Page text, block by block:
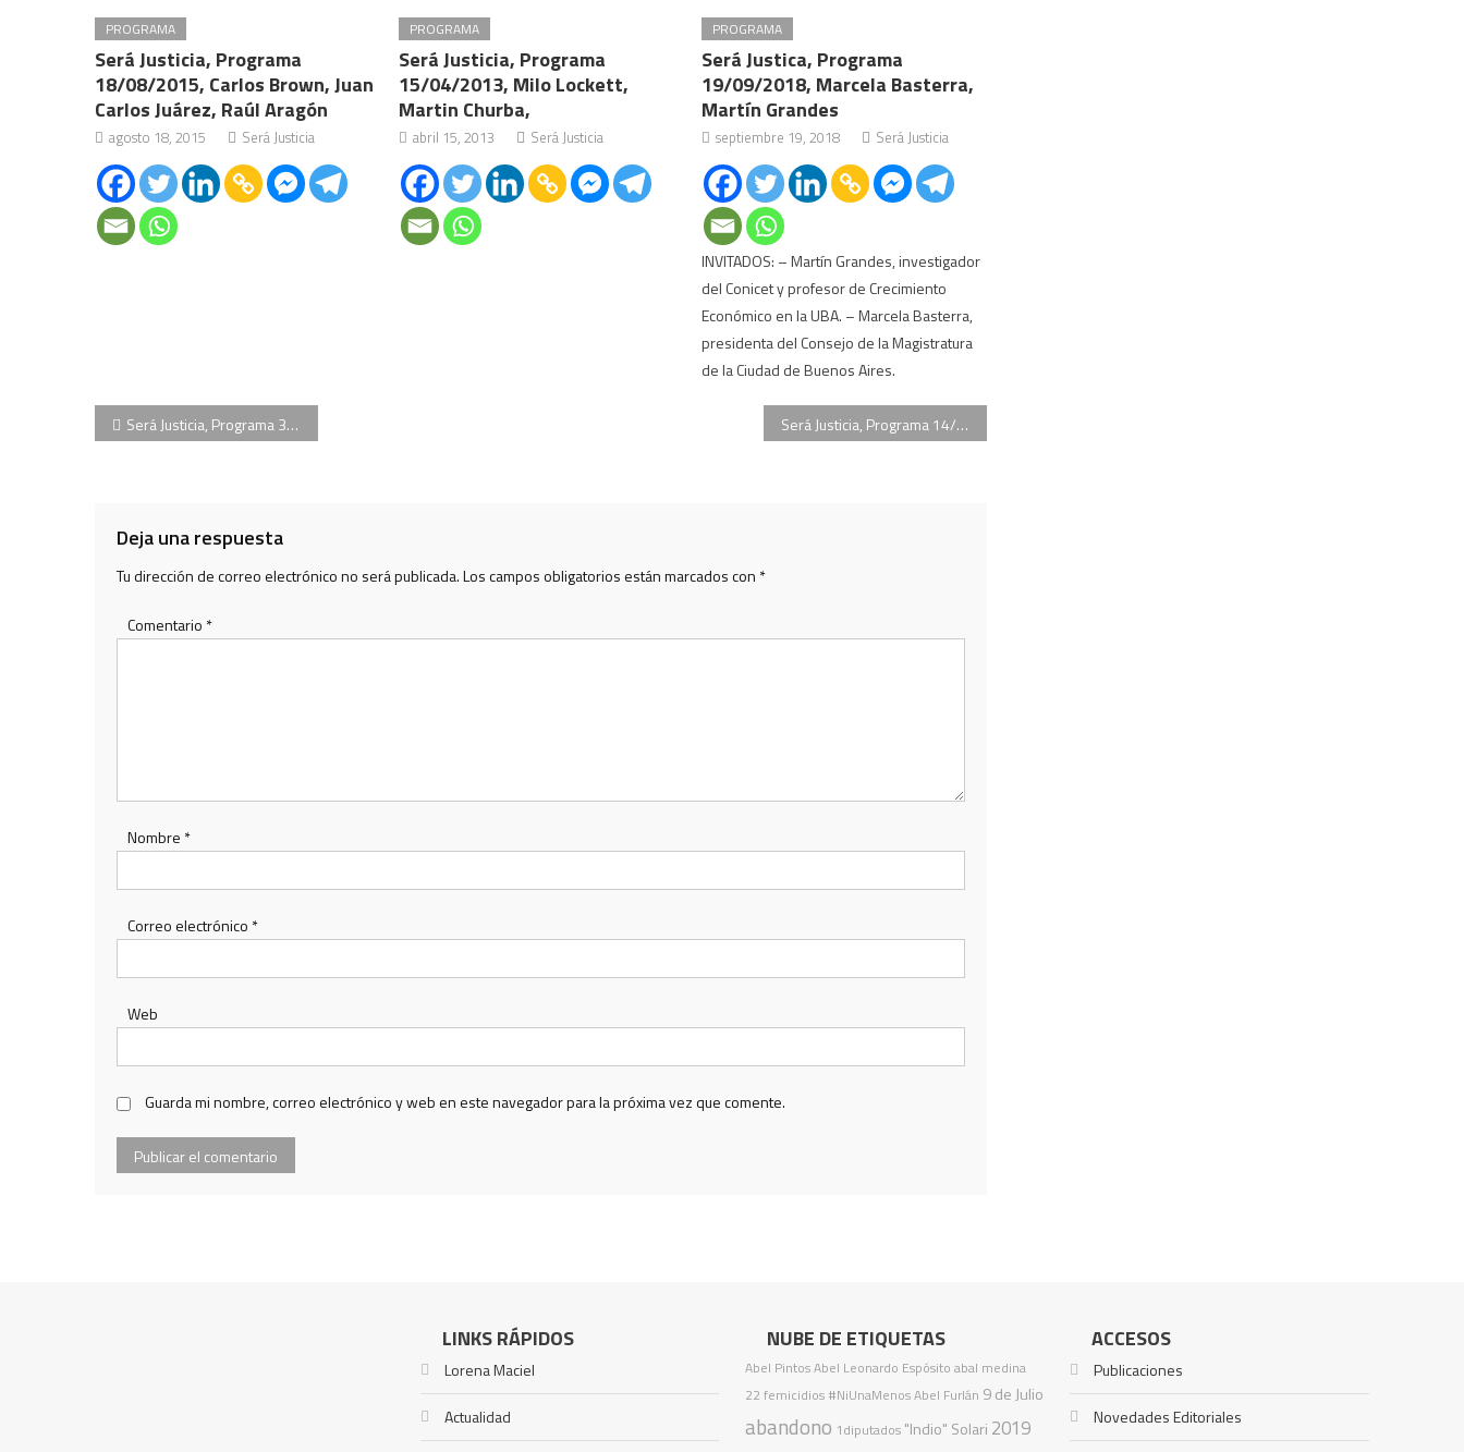
PROGRAMA
Será Justicia, Programa
18/08/2015, Carlos Brown, Juan
Carlos Juárez, Raúl Aragón
agosto 18, 2015 Será Justicia
PROGRAMA
Será Justicia, Programa
15/04/2013, Milo Lockett,
Martin Churba,
abril 15, 2013 Será Justicia
PROGRAMA
Será Justica, Programa
19/09/2018, Marcela Basterra,
Martín Grandes
septiembre 19, 2018 Será Justicia
INVITADOS: – Martín Grandes, investigador
del Conicet y profesor de Crecimiento
Económico en la UBA. – Marcela Basterra,
presidenta del Consejo de la Magistratura
de la Ciudad de Buenos Aires.
Navegación
Será Justicia, Programa 31/07/2012, Juan Manuel Casolati, Dra. Paula Litvachy, Dra. Cinthya Gómez Será Justicia, Programa 14/08/2012, Camila Montero, Lidia Figueiras, Dr. Gonzalo Sanzó
Deja una respuesta
Tu dirección de correo electrónico no será publicada.Los campos obligatorios están marcados con *
Comentario *
Nombre *
Correo electrónico *
Web
Guarda mi nombre, correo electrónico y web en este navegador para la próxima vez que comente.
LINKS RÁPIDOS
Lorena Maciel
Actualidad
NUBE DE ETIQUETAS
Abel PintosAbel Leonardo Espósito abal medina
22 femicidios #NiUnaMenosAbel Furlán 9 de Julio
abandono 1diputados "Indio" Solari 2019
ACCESOS
Publicaciones
Novedades Editoriales